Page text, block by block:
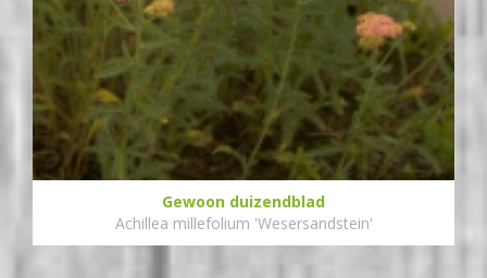
Gewoon duizendblad
Achillea millefolium 'Wesersandstein'